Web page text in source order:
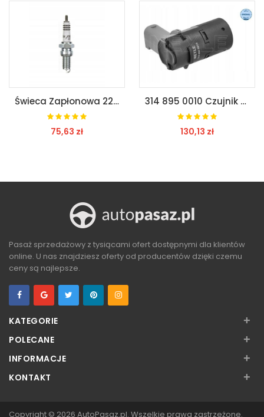
Świeca Zapłonowa 2202
75,63 zł
314 895 0010 Czujnik Odległości Przy Parkowaniu Pasuje Do: Bmw 5 (E39)
130,13 zł
Pasaż sprzedażowy z tysiącami ofert dostępnymi dla klientów
online. U nas znajdziesz oferty od producentów dzięki czemu
ceny są najlepsze.
KATEGORIE +
POLECANE +
INFORMACJE +
KONTAKT +
Copyright © 2026 AutoPasaz.pl. Wszelkie prawa zastrzeżone.